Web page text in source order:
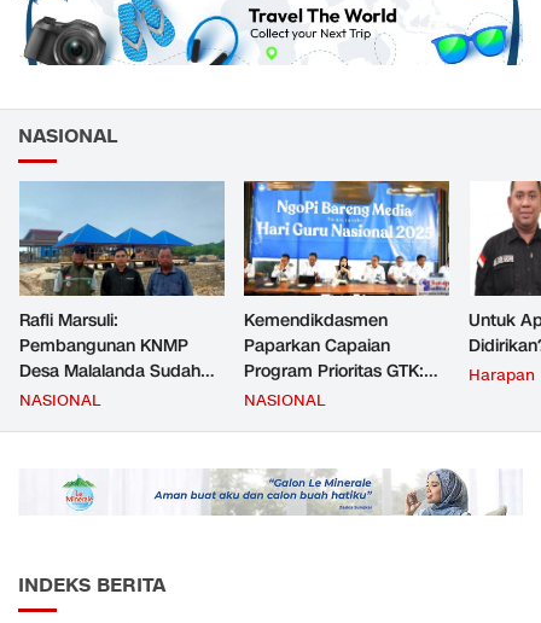
NASIONAL
Rafli Marsuli:
Pembangunan KNMP
Desa Malalanda Sudah
Mencapai 69 Persen dan
JMD dan JMF
NASIONAL
Kemendikdasmen
Paparkan Capaian
Program Prioritas GTK:
Kompetensi Meningkat,
NASIONAL
Untuk
Harapan
INDEKS BERITA